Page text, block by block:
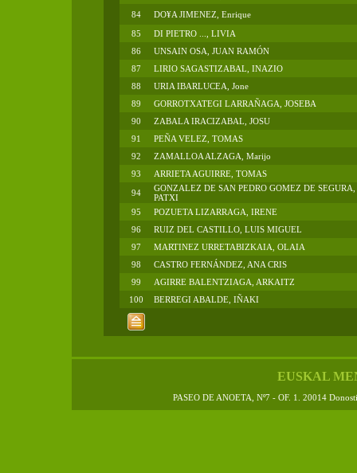
84
DO¥A JIMENEZ, Enrique
85
DI PIETRO ..., LIVIA
86
UNSAIN OSA, JUAN RAMÓN
87
LIRIO SAGASTIZABAL, INAZIO
88
URIA IBARLUCEA, Jone
89
GORROTXATEGI LARRAÑAGA, JOSEBA
90
ZABALA IRACIZABAL, JOSU
91
PEÑA VELEZ, TOMAS
92
ZAMALLOA ALZAGA, Marijo
93
ARRIETA AGUIRRE, TOMAS
94
GONZALEZ DE SAN PEDRO GOMEZ DE SEGURA,
PATXI
95
POZUETA LIZARRAGA, IRENE
96
RUIZ DEL CASTILLO, LUIS MIGUEL
97
MARTINEZ URRETABIZKAIA, OLAIA
98
CASTRO FERNÁNDEZ, ANA CRIS
99
AGIRRE BALENTZIAGA, ARKAITZ
100
BERREGI ABALDE, IÑAKI
EUSKAL
PASEO DE ANOETA, Nº7 - OF. 1. 20014